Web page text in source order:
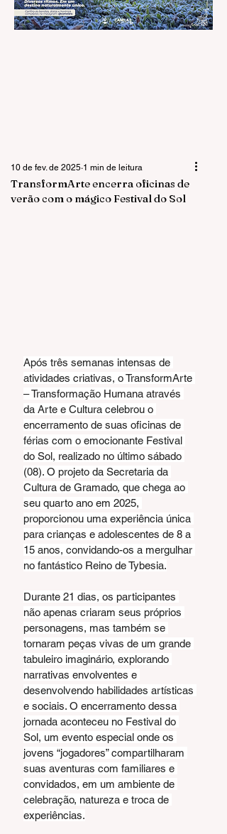
TransformArte encerra oficinas de
verão com o mágico Festival do Sol
10 de fev. de 2025 1 min de leitura
Após três semanas intensas de
atividades criativas, o TransformArte
– Transformação Humana através
da Arte e Cultura celebrou o
encerramento de suas oficinas de
férias com o emocionante Festival
do Sol, realizado no último sábado
(08). O projeto da Secretaria da
Cultura de Gramado, que chega ao
seu quarto ano em 2025,
proporcionou uma experiência única
para crianças e adolescentes de 8 a
15 anos, convidando-os a mergulhar
no fantástico Reino de Tybesia.
Durante 21 dias, os participantes
não apenas criaram seus próprios
personagens, mas também se
tornaram peças vivas de um grande
tabuleiro imaginário, explorando
narrativas envolventes e
desenvolvendo habilidades artísticas
e sociais. O encerramento dessa
jornada aconteceu no Festival do
Sol, um evento especial onde os
jovens “jogadores” compartilharam
suas aventuras com familiares e
convidados, em um ambiente de
celebração, natureza e troca de
experiências.